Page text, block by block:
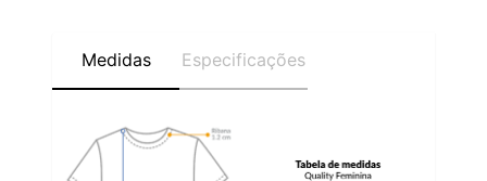
Medidas Especificações